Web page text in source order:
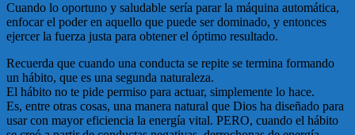
Cuando lo oportuno y saludable sería parar la máquina automática,
enfocar el poder en aquello que puede ser dominado, y entonces
ejercer la fuerza justa para obtener el óptimo resultado.
Recuerda que cuando una conducta se repite se termina formando
un hábito, que es una segunda naturaleza.
El hábito no te pide permiso para actuar, simplemente lo hace.
Es, entre otras cosas, una manera natural que Dios ha diseñado para
usar con mayor eficiencia la energía vital. PERO, cuando el hábito